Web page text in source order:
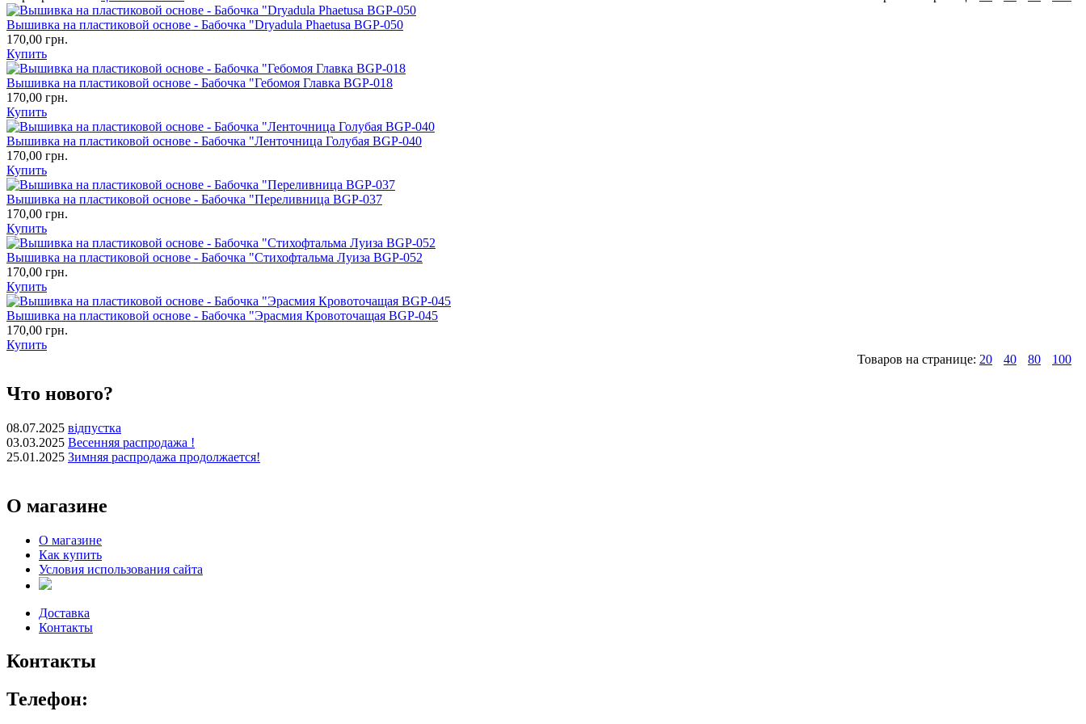
Вышивка на пластиковой основе - Бабочка "Dryadula Phaetusa BGP-050
170,00 грн.
Купить
Вышивка на пластиковой основе - Бабочка "Гебомоя Главка BGP-018
170,00 грн.
Купить
Вышивка на пластиковой основе - Бабочка "Ленточница Голубая BGP-040
170,00 грн.
Купить
Вышивка на пластиковой основе - Бабочка "Переливница BGP-037
170,00 грн.
Купить
Вышивка на пластиковой основе - Бабочка "Стихофтальма Луиза BGP-052
170,00 грн.
Купить
Вышивка на пластиковой основе - Бабочка "Эрасмия Кровоточащая BGP-045
170,00 грн.
Купить
Товаров на странице: 20 40 80 100
Что нового?
08.07.2025 відпустка
03.03.2025 Весенняя распродажа !
25.01.2025 Зимняя распродажа продолжается!
О магазине
О магазине
Как купить
Условия использования сайта
Доставка
Контакты
Контакты
Телефон: